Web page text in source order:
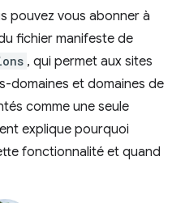
pouvez vous abonner à
fichier manifeste de
, qui permet aux sites
domaines et domaines de
comme une seule
explique pourquoi
fonctionnalité et quand